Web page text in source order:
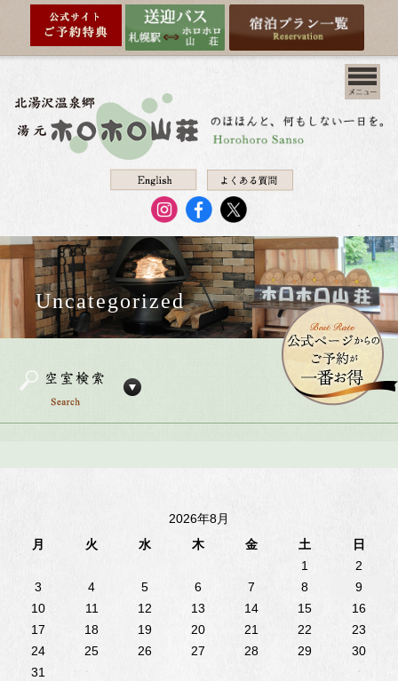
Uncategorized
2026年8月
月
火 水 木 金 土
日
1
2
3
4 5 6 7 8
9
10
11 12 13 14 15
16
17
18 19 20 21 22
23
24
25 26 27 28 29
30
31